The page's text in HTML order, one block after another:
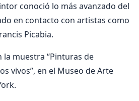
conoció lo más avanzado del
en contacto con artistas como
Picabia.
muestra “Pinturas de
vivos”, en el Museo de Arte